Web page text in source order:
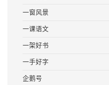
一窗风景
一课语文
一架好书
一手好字
企鹅号